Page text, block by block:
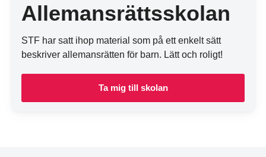
Allemansrättsskolan
STF har satt ihop material som på ett enkelt sätt
beskriver allemansrätten för barn. Lätt och roligt!
Ta mig till skolan